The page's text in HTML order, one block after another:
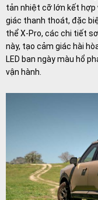
tản nhiệt cỡ lớn kết hợp
giác thanh thoát, đặc
thể X-Pro, các chi tiết
này, tạo cảm giác hài
LED ban ngày màu hổ
vận hành.